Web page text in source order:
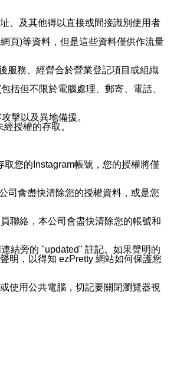
、及其他得以直接或間接識別使用者
頁)等資料，但是這些資料僅供作流量
服務、經營合於營業登記項目或組織
括但不限於電腦處理、郵寄、電話、
擊以及異地備援。
授權的存取。
您的Instagram帳號，您的授權將僅
司會盡快清除您的授權資料，或是您
聯絡，本公司會盡快清除您的帳號和
結旁的 "updated" 註記。如果聲明的
明，以得知 ezPretty 網站如何保護您
使用公共電腦，切記要關閉瀏覽器視
。